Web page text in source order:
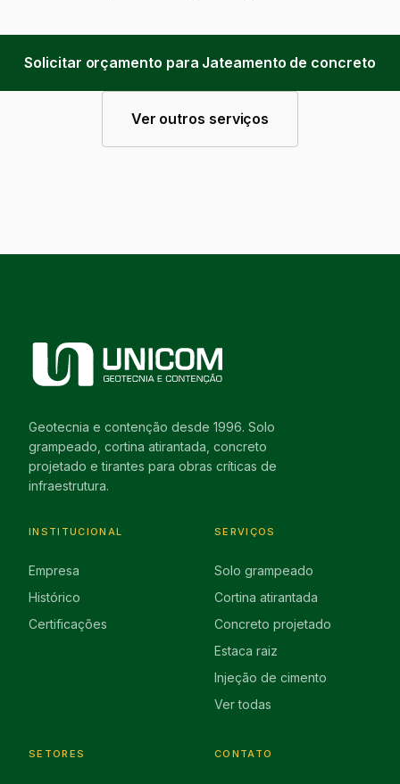
Solicitar orçamento para Jateamento de concreto
Ver outros serviços
Geotecnia e contenção desde 1996. Solo
grampeado, cortina atirantada, concreto
projetado e tirantes para obras críticas de
infraestrutura.
INSTITUCIONAL
Empresa
Histórico
Certificações
SERVIÇOS
Solo grampeado
Cortina atirantada
Concreto projetado
Estaca raiz
Injeção de cimento
Ver todas
SETORES CONTATO